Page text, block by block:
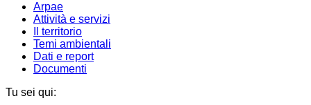
Arpae
Attività e servizi
Il territorio
Temi ambientali
Dati e report
Documenti
Tu sei qui: